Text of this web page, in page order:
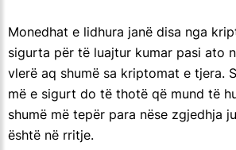
Monedhat e lidhura janë disa nga
sigurta për të luajtur kumar pasi ato
vlerë aq shumë sa kriptomat e tjera.
më e sigurt do të thotë që mund të
shumë më tepër para nëse zgjedhja
është në rritje.